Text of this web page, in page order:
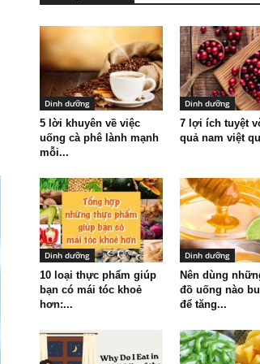
Dinh dưỡng
5 lời khuyên về việc
uống cà phê lành mạnh
mỗi...
Dinh dưỡng
7 lợi ích tuyệt
quả nam việt
Dinh dưỡng
10 loại thực phẩm giúp
bạn có mái tóc khoẻ
hơn:...
Dinh dưỡng
Nên dùng
đồ uống nào
để tăng...